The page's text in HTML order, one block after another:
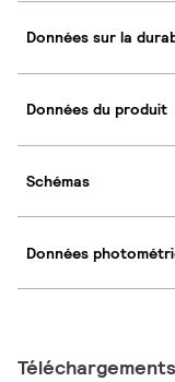
Données sur la
Données du produit
Schémas
Données
Téléchargements